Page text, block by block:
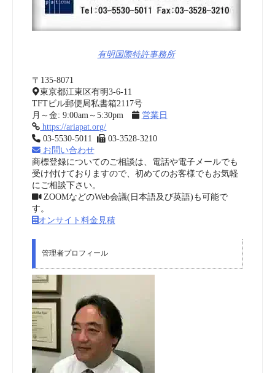
有明国際特許事務所
〒135-8071
東京都江東区有明3-6-11
TFTビル郵便局私書箱2117号
月～金: 9:00am～5:30pm
営業日
https://ariapat.org/
03-5530-5011
03-3528-3210
お問い合わせ
商標登録についてのご相談は、電話や電子メールでも
受け付けておりますので、初めてのお客様でもお気軽
にご相談下さい。
ZOOMなどのWeb会議(日本語及び英語)も可能で
す。
オンサイト料金見積
管理者プロフィール